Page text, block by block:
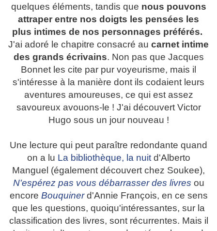
quelques éléments, tandis que nous pouvons
attraper entre nos doigts les pensées les
plus intimes de nos personnages préférés.
J'ai adoré le chapitre consacré au carnet intime
des grands écrivains. Non pas que Jacques
Bonnet les cite par pur voyeurisme, mais il
s'intéresse à la manière dont ils codaient leurs
aventures amoureuses, ce qui est assez
savoureux avouons-le ! J'ai découvert Victor
Hugo sous un jour nouveau !
Une lecture qui peut paraître redondante quand
on a lu La bibliothèque, la nuit d'Alberto
Manguel (également découvert chez Soukee),
N'espérez pas vous débarrasser des livres ou
encore Bouquiner d'Annie François, en ce sens
que les questions, quoiqu'intéressantes, sur la
classification des livres, sont récurrentes. Mais il